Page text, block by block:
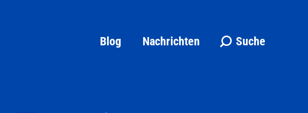
Blog Nachrichten Search:Suche